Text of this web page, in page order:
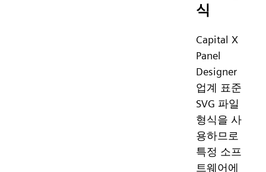
식
Capital X
Panel
Designer
업계 표준
SVG 파일
형식을 사
용하므로
특정 소프
트웨어에